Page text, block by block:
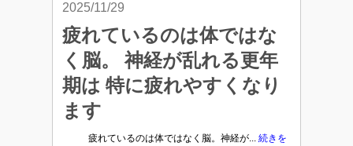
2025/11/29
疲れているのは体ではな
く脳。 神経が乱れる更年
期は 特に疲れやすくなり
ます
疲れているのは体ではなく脳。神経が... 続きを